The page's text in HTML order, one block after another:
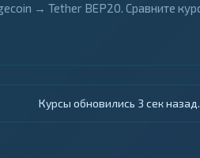
→ Tether BEP20. Сравните
Курсы обновились 4 сек назад.